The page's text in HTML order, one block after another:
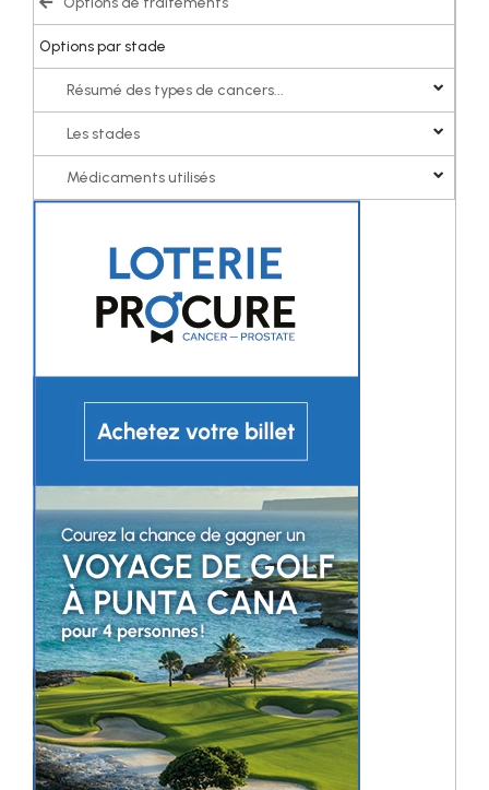
Options par stade
Résumé des types de cancers...
Les stades
Médicaments utilisés